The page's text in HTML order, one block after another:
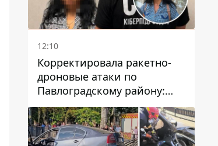
12:10
Корректировала ракетно-
дроновые атаки по
Павлоградскому району:
задержали вражескую
агентку